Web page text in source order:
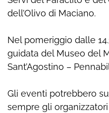
dell’Olivo di Maciano.
Nel pomeriggio dalle
guidata del Museo del
Sant’Agostino –
Gli eventi potrebbero
sempre gli